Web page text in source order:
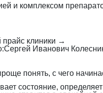
и комплексом
клиники →
Сергей Иванович
понять, с чего
состояние,